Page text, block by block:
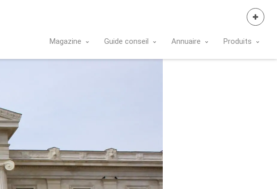
Magazine Guide conseil Annuaire Produits